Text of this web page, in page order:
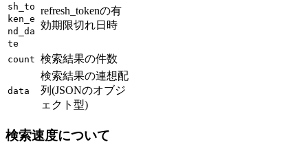
sh_to
ken_e
nd_da
te
refresh_tokenの有
効期限切れ日時
count 検索結果の件数
data
検索結果の連想配
列(JSONのオブジ
ェクト型)
検索速度について